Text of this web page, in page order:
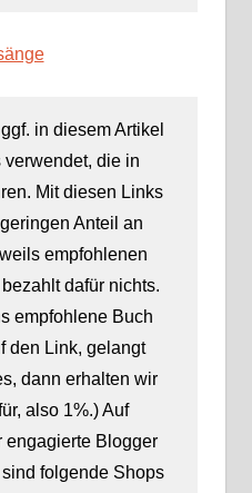
in diesem Artikel
die in
Mit diesen Links
Anteil an
empfohlenen
dafür nichts.
empfohlene Buch
den Link, gelangt
dann erhalten wir
also 1%.) Auf
engagierte Blogger
folgende Shops